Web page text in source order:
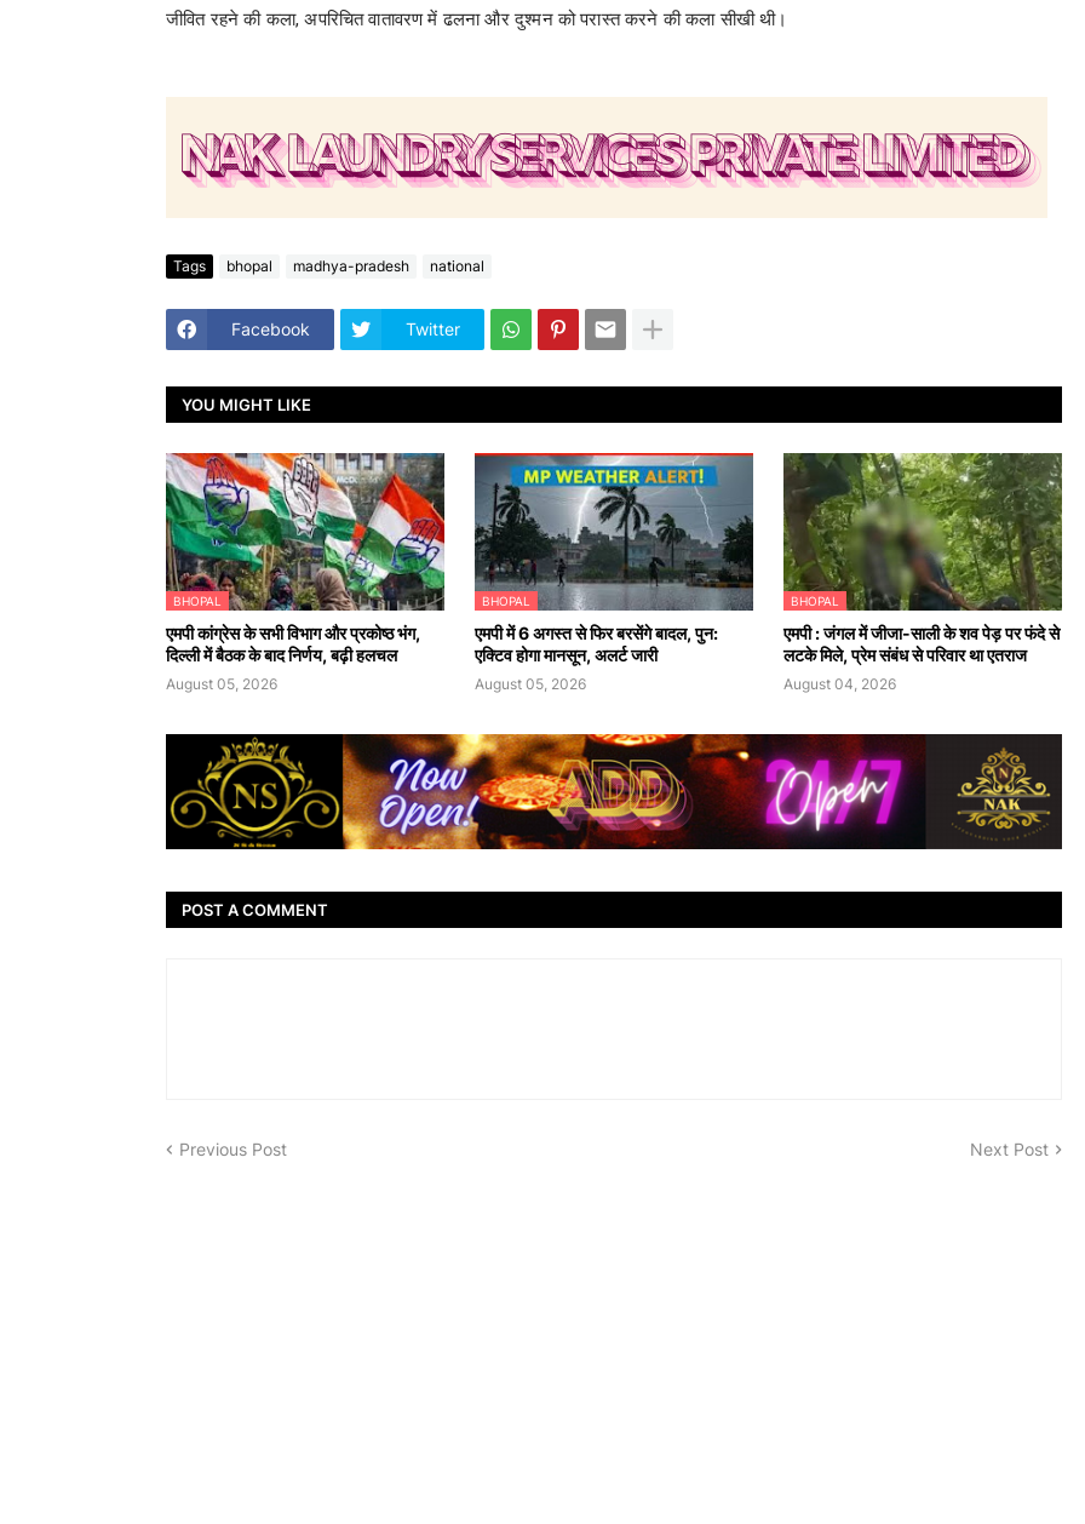
जीवित रहने की कला, अपरिचित वातावरण में ढलना और दुश्मन को परास्त करने की कला सीखी थी।
Tags bhopal madhya-pradesh national
Facebook Twitter
YOU MIGHT LIKE
BHOPAL
एमपी कांग्रेस के सभी विभाग और प्रकोष्ठ भंग,
दिल्ली में बैठक के बाद निर्णय, बढ़ी हलचल
August 05, 2026
BHOPAL
एमपी में 6 अगस्त से फिर बरसेंगे बादल, पुन:
एक्टिव होगा मानसून, अलर्ट जारी
August 05, 2026
BHOPAL
एमपी : जंगल में जीजा-साली के शव पेड़ पर फंदे से
लटके मिले, प्रेम संबंध से परिवार था एतराज
August 04, 2026
POST A COMMENT
Previous Post Next Post